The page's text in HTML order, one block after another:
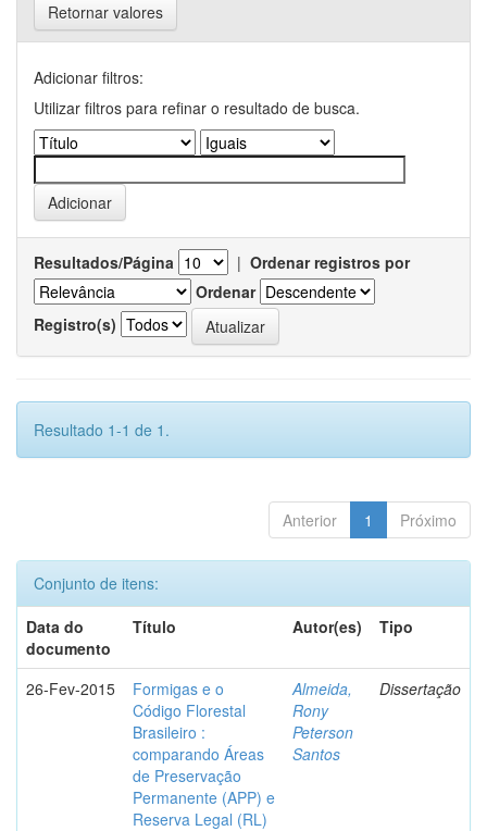
Retornar valores
Adicionar filtros:
Utilizar filtros para refinar o resultado de busca.
Resultados/Página | Ordenar registros por
Ordenar
Registro(s)
Resultado 1-1 de 1.
Anterior 1 Próximo
Conjunto de itens:
Data do
documento
Título Autor(es) Tipo
26-Fev-2015
Formigas e o
Código Florestal
Brasileiro :
comparando Áreas
de Preservação
Permanente (APP) e
Reserva Legal (RL)
Almeida,
Rony
Peterson
Santos
Dissertação